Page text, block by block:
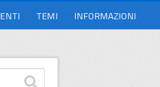
ENTI TEMI INFORMAZIONI